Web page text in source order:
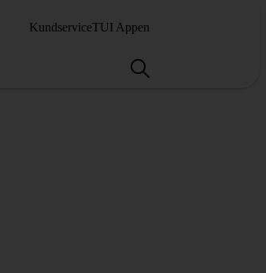
KundserviceTUI Appen